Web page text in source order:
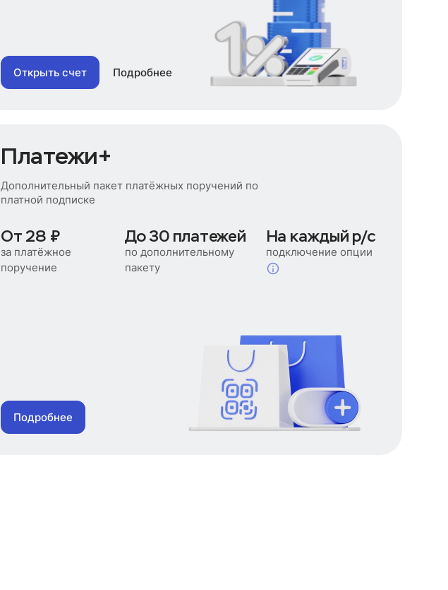
Открыть счет Подробнее
Платежи+
Дополнительный пакет платёжных поручений по
платной подписке
От 28 ₽
за платёжное
поручение
До 30 платежей
по дополнительному
пакету
На каждый р/с
подключение опции
Подробнее